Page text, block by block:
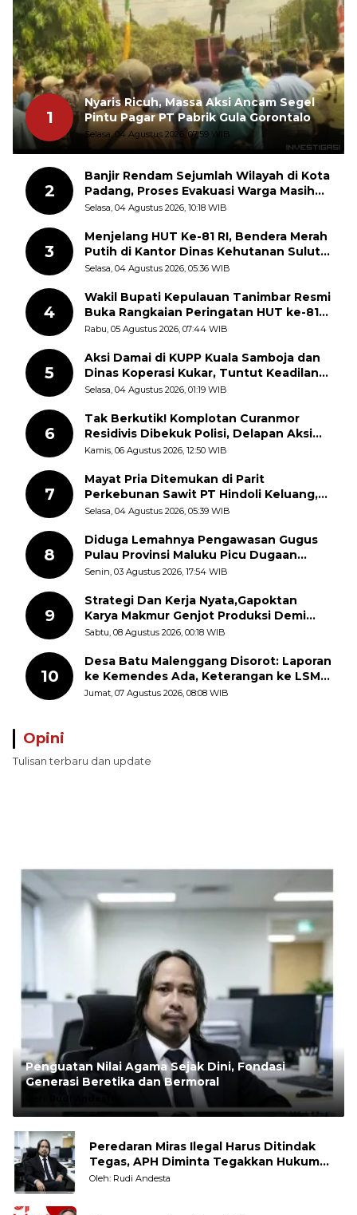
1
Nyaris Ricuh, Massa Aksi Ancam Segel
Pintu Pagar PT Pabrik Gula Gorontalo
Selasa, 04 Agustus 2026, 07:59 WIB
2
Banjir Rendam Sejumlah Wilayah di Kota
Padang, Proses Evakuasi Warga Masih
Berlangsung
Selasa, 04 Agustus 2026, 10:18 WIB
3
Menjelang HUT Ke-81 RI, Bendera Merah
Putih di Kantor Dinas Kehutanan Sulut
Disorot Warga
Selasa, 04 Agustus 2026, 05:36 WIB
4
Wakil Bupati Kepulauan Tanimbar Resmi
Buka Rangkaian Peringatan HUT ke-81
Kemerdekaan RI, ASN Diajak Perkuat
Rabu, 05 Agustus 2026, 07:44 WIB
5
Aksi Damai di KUPP Kuala Samboja dan
Dinas Koperasi Kukar, Tuntut Keadilan
dan Kesempatan Kerja yang Adil
Selasa, 04 Agustus 2026, 01:19 WIB
6
Tak Berkutik! Komplotan Curanmor
Residivis Dibekuk Polisi, Delapan Aksi
Curanmor Di Candipuro Terungkap
Kamis, 06 Agustus 2026, 12:50 WIB
7
Mayat Pria Ditemukan di Parit
Perkebunan Sawit PT Hindoli Keluang,
Polisi Selidiki Penyebab Kematian
Selasa, 04 Agustus 2026, 05:39 WIB
8
Diduga Lemahnya Pengawasan Gugus
Pulau Provinsi Maluku Picu Dugaan
Pungli terhadap Nelayan Bale-Bale di
Senin, 03 Agustus 2026, 17:54 WIB
9
Strategi Dan Kerja Nyata,Gapoktan
Karya Makmur Genjot Produksi Demi
Swasembada Pangan
Sabtu, 08 Agustus 2026, 00:18 WIB
10
Desa Batu Malenggang Disorot: Laporan
ke Kemendes Ada, Keterangan ke LSM
GMAS Berbeda
Jumat, 07 Agustus 2026, 08:08 WIB
Opini
Tulisan terbaru dan update
Penguatan Nilai Agama Sejak Dini, Fondasi
Generasi Beretika dan Bermoral
Rudi Andesta
Peredaran Miras Ilegal Harus Ditindak
Tegas, APH Diminta Tegakkan Hukum
Tanpa Pandang Bulu
Oleh: Rudi Andesta